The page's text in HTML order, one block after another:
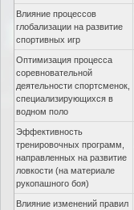
Влияние процессов
глобализации на развитие
спортивных игр
Оптимизация процесса
соревновательной
деятельности спортсменок,
специализирующихся в
водном поло
Эффективность
тренировочных программ,
направленных на развитие
ловкости (на материале
рукопашного боя)
Влияние изменений правил